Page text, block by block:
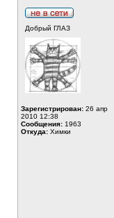
Добрый ГЛАЗ
Зарегистрирован: 26 апр
2010 12:38
Сообщения: 1963
Откуда: Химки